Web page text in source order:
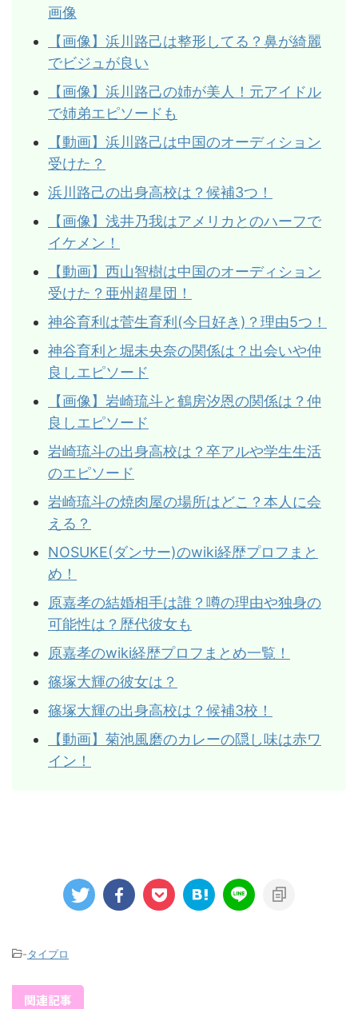
画像
【画像】浜川路己は整形してる？鼻が綺麗
でビジュが良い
【画像】浜川路己の姉が美人！元アイドル
で姉弟エピソードも
【動画】浜川路己は中国のオーディション
受けた？
浜川路己の出身高校は？候補3つ！
【画像】浅井乃我はアメリカとのハーフで
イケメン！
【動画】西山智樹は中国のオーディション
受けた？亜州超星団！
神谷育利は菅生育利(今日好き)？理由5つ！
神谷育利と堀未央奈の関係は？出会いや仲
良しエピソード
【画像】岩崎琉斗と鶴房汐恩の関係は？仲
良しエピソード
岩崎琉斗の出身高校は？卒アルや学生生活
のエピソード
岩崎琉斗の焼肉屋の場所はどこ？本人に会
える？
NOSUKE(ダンサー)のwiki経歴プロフまと
め！
原嘉孝の結婚相手は誰？噂の理由や独身の
可能性は？歴代彼女も
原嘉孝のwiki経歴プロフまとめ一覧！
篠塚大輝の彼女は？
篠塚大輝の出身高校は？候補3校！
【動画】菊池風磨のカレーの隠し味は赤ワ
イン！
-タイプロ
関連記事